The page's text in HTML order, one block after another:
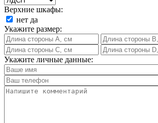
Верхние шкафы:
нет да
Укажите размер:
Укажите личные данные: